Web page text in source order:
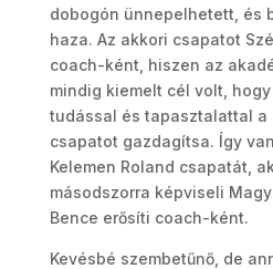
dobogón ünnepelhetett, és
haza. Az akkori csapatot
coach-ként, hiszen az
mindig kiemelt cél volt,
tudással és tapasztalattal a
csapatot gazdagítsa. Így
Kelemen Roland csapatát,
másodszorra képviseli
Bence erősíti coach-ként.
Kevésbé szembetűnő, de